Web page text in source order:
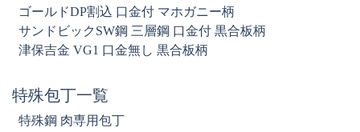
ゴールドDP割込 口金付 マホガニー柄
サンドビックSW鋼 三層鋼 口金付 黒合板柄
津保吉金 VG1 口金無し 黒合板柄
特殊包丁一覧
特殊鋼 肉専用包丁